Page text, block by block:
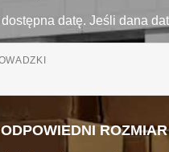
datę. Jeśli dana